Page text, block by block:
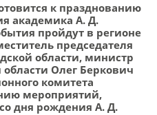
к празднованию
академика А. Д.
пройдут в регионе
председателя
области, министр
Олег Беркович
комитета
мероприятий,
дня рождения А. Д.